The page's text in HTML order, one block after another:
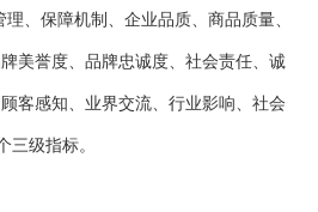
、保障机制、企业品质、商品质量、
美誉度、品牌忠诚度、社会责任、诚
客感知、业界交流、行业影响、社会
三级指标。